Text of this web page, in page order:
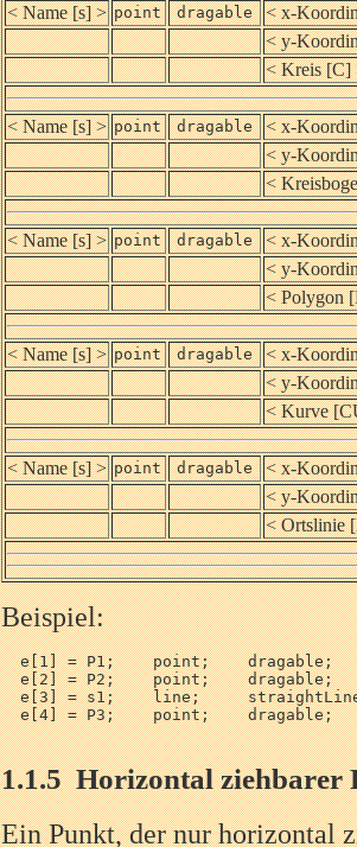
< Name [s] > point dragable
< x-
< y-
< Kreis [C]
< Name [s] > point dragable
< x-
< y-
<
< Name [s] > point dragable
< x-
< y-
< Polygon
< Name [s] > point dragable
< x-
< y-
< Kurve
< Name [s] > point dragable
< x-
< y-
< Ortslinie
Beispiel:
e[1] = P1;    point;    dragable;
e[2] = P2;    point;    dragable;
e[3] = s1;    line;
e[4] = P3;    point;    dragable;
1.1.5Horizontal ziehbarer
Ein Punkt, der nur horizontal